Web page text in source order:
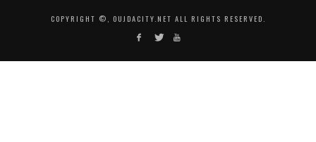
COPYRIGHT ©, OUJDACITY.NET ALL RIGHTS RESERVED.